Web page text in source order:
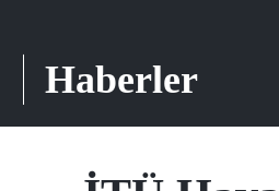
Haberler